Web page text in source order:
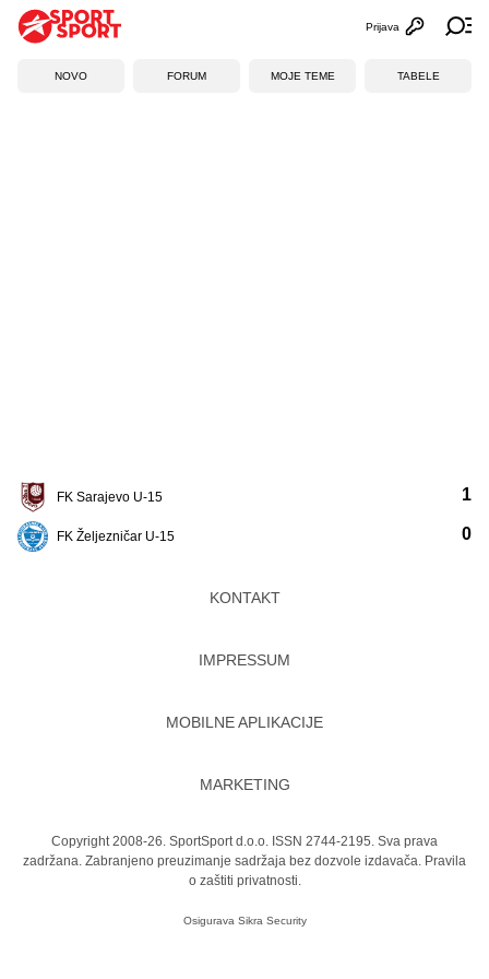
Otvori
Prijava
NOVO FORUM MOJE TEME TABELE
FK Sarajevo U-15
FK Željezničar U-15
1
0
KONTAKT
IMPRESSUM
MOBILNE APLIKACIJE
MARKETING
Copyright 2008-26. SportSport d.o.o. ISSN 2744-2195. Sva prava
zadržana. Zabranjeno preuzimanje sadržaja bez dozvole izdavača. Pravila
o zaštiti privatnosti.
Osigurava Sikra Security